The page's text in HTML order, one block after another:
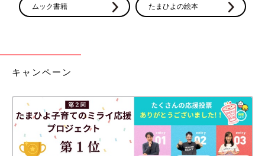
ムック書籍 たまひよの絵本
キャンペーン